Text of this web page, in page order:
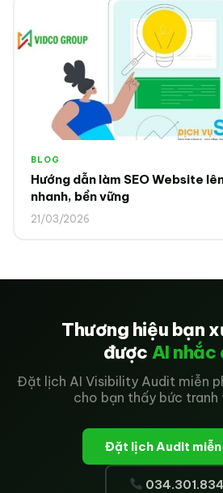
BLOG
Hướng dẫn làm SEO Website
nhanh, bền vững
21/03/2026
Thương hiệu bạn
được AI nhắc
Đặt lịch AI Visibility Audit miễn
cho bạn thấy bức tranh
Đặt lịch Audit